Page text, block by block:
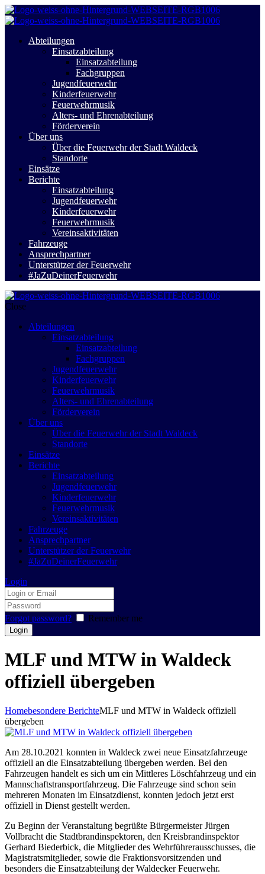
Abteilungen
Einsatzabteilung
Einsatzabteilung
Fachgruppen
Jugendfeuerwehr
Kinderfeuerwehr
Feuerwehrmusik
Alters- und Ehrenabteilung
Förderverein
Über uns
Über die Feuerwehr der Stadt Waldeck
Standorte
Einsätze
Berichte
Einsatzabteilung
Jugendfeuerwehr
Kinderfeuerwehr
Feuerwehrmusik
Vereinsaktivitäten
Fahrzeuge
Ansprechpartner
Unterstützer der Feuerwehr
#JaZuDeinerFeuerwehr
Close
Abteilungen
Einsatzabteilung
Einsatzabteilung
Fachgruppen
Jugendfeuerwehr
Kinderfeuerwehr
Feuerwehrmusik
Alters- und Ehrenabteilung
Förderverein
Über uns
Über die Feuerwehr der Stadt Waldeck
Standorte
Einsätze
Berichte
Einsatzabteilung
Jugendfeuerwehr
Kinderfeuerwehr
Feuerwehrmusik
Vereinsaktivitäten
Fahrzeuge
Ansprechpartner
Unterstützer der Feuerwehr
#JaZuDeinerFeuerwehr
Login
Forgot password? Remember me
MLF und MTW in Waldeck
offiziell übergeben
Homebesondere BerichteMLF und MTW in Waldeck offiziell
übergeben
Am 28.10.2021 konnten in Waldeck zwei neue Einsatzfahrzeuge
offiziell an die Einsatzabteilung übergeben werden. Bei den
Fahrzeugen handelt es sich um ein Mittleres Löschfahrzeug und ein
Mannschaftstransportfahrzeug. Die Fahrzeuge sind schon sein
mehreren Monaten im Einsatzdienst, konnten jedoch jetzt erst
offiziell in Dienst gestellt werden.
Zu Beginn der Veranstaltung begrüßte Bürgermeister Jürgen
Vollbracht die Stadtbrandinspektoren, den Kreisbrandinspektor
Gerhard Biederbick, die Mitglieder des Wehrführerausschusses, die
Magistratsmitglieder, sowie die Fraktionsvorsitzenden und
besonders die Einsatzabteilung der Waldecker Feuerwehr.